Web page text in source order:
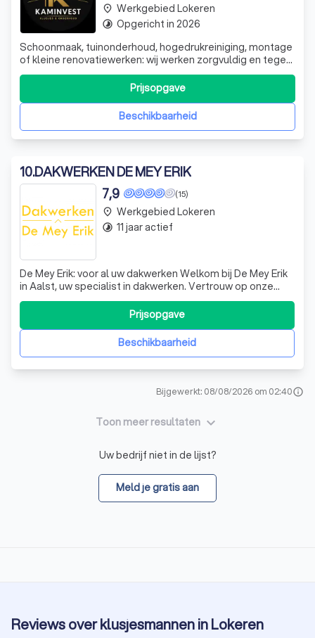
Schoonmaak, tuinonderhoud, hogedrukreiniging, montage
of kleine renovatiewerken: wij werken zorgvuldig en tegen
een eerlijke prijs. Eén aanspreekpunt voor al uw klussen,
Beschikbaarheid
Prijsopgave
place Werkgebied Lokeren
timelapse Opgericht in 2026
10.DAKWERKEN DE MEY ERIK
(15)
7,9
De Mey Erik: voor al uw dakwerken Welkom bij De Mey Erik
in Aalst, uw specialist in dakwerken. Vertrouw op onze
jarenlange ervaring voor een keurige aflevering van
allerhande dakwerken voor hellende en platte daken, van
dakrenovaties tot herstellingen. Wij gebruiken uitsluitend
kwalitatieve materia
Beschikbaarheid
Prijsopgave
place Werkgebied Lokeren
timelapse 11 jaar actief
Bijgewerkt: 08/08/2026 om 02:40info
Toon meer resultaten keyboard_arrow_down
Uw bedrijf niet in de lijst?
Meld je gratis aan
Reviews over klusjesmannen in Lokeren